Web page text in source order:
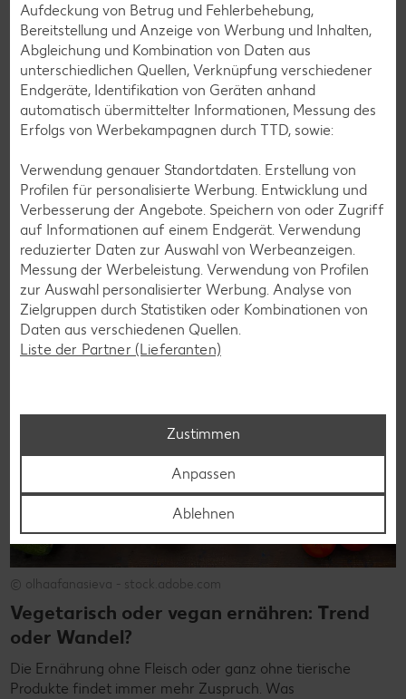
Wir stärken heimische Bio-Landwirte und bauen langfristige
und partnerschaftliche Beziehungen mit ihnen auf.
Darunter auch mit vielen Landwirten, die nach der
biodynamischen Demeter-Landwirtschaft arbeiten.
Zurück zu Nachhaltig gefragt
Das könnte dich auch
interessieren
© olhaafanasieva - stock.adobe.com
Vegetarisch oder vegan ernähren: Trend
oder Wandel?
Die Ernährung ohne Fleisch oder ganz ohne tierische
Produkte findet immer mehr Zuspruch. Was
Aufdeckung von Betrug und Fehlerbehebung,
Bereitstellung und Anzeige von Werbung und Inhalten,
Abgleichung und Kombination von Daten aus
unterschiedlichen Quellen, Verknüpfung verschiedener
Endgeräte, Identifikation von Geräten anhand
automatisch übermittelter Informationen, Messung des
Erfolgs von Werbekampagnen durch TTD, sowie:
Verwendung genauer Standortdaten. Erstellung von
Profilen für personalisierte Werbung. Entwicklung und
Verbesserung der Angebote. Speichern von oder Zugriff
auf Informationen auf einem Endgerät. Verwendung
reduzierter Daten zur Auswahl von Werbeanzeigen.
Messung der Werbeleistung. Verwendung von Profilen
zur Auswahl personalisierter Werbung. Analyse von
Zielgruppen durch Statistiken oder Kombinationen von
Daten aus verschiedenen Quellen.
Liste der Partner (Lieferanten)
Zustimmen
Anpassen
Ablehnen